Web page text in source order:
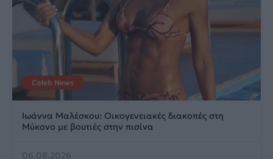
Celeb News
Ιωάννα Μαλέσκου: Οικογενειακές διακοπές στη
Μύκονο με βουτιές στην πισίνα
06.08.2026